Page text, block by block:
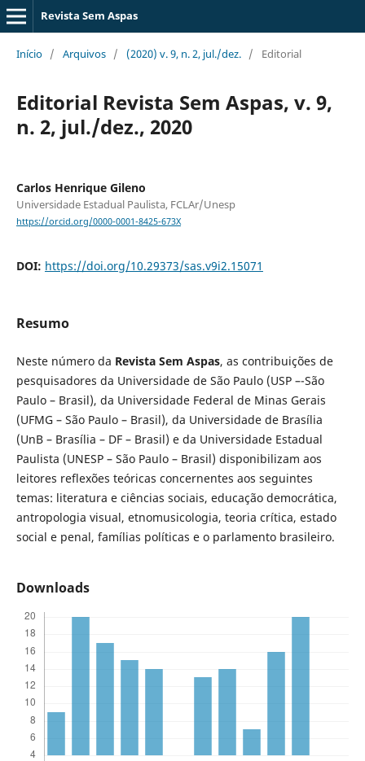
Revista Sem Aspas
Início / Arquivos / (2020) v. 9, n. 2, jul./dez. / Editorial
Editorial Revista Sem Aspas, v. 9,
n. 2, jul./dez., 2020
Carlos Henrique Gileno
Universidade Estadual Paulista, FCLAr/Unesp
https://orcid.org/0000-0001-8425-673X
DOI: https://doi.org/10.29373/sas.v9i2.15071
Resumo
Neste número da Revista Sem Aspas, as contribuições de
pesquisadores da Universidade de São Paulo (USP –-São
Paulo – Brasil), da Universidade Federal de Minas Gerais
(UFMG – São Paulo – Brasil), da Universidade de Brasília
(UnB – Brasília – DF – Brasil) e da Universidade Estadual
Paulista (UNESP – São Paulo – Brasil) disponibilizam aos
leitores reflexões teóricas concernentes aos seguintes
temas: literatura e ciências sociais, educação democrática,
antropologia visual, etnomusicologia, teoria crítica, estado
social e penal, famílias políticas e o parlamento brasileiro.
Downloads